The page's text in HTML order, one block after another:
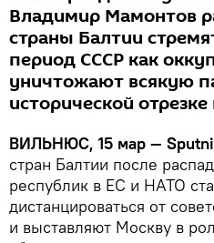
Владимир Мамонтов
страны Балтии
период СССР как
уничтожают всякую
исторической
ВИЛЬНЮС, 15 мар —
стран Балтии после
республик в ЕС и НАТО
дистанцироваться от
и выставляют Москву в